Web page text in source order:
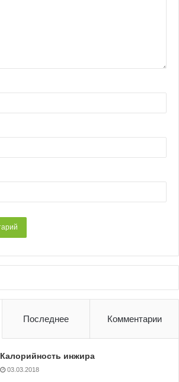
Последнее Комментарии
Калорийность инжира
03.03.2018